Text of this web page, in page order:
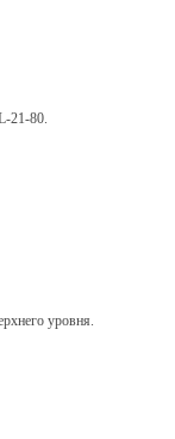
21-80.
уровня.